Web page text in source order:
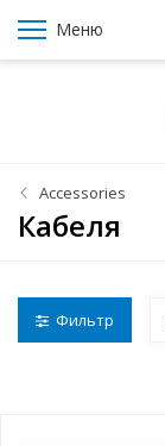
Меню
Accessories
Кабеля
Фильтр